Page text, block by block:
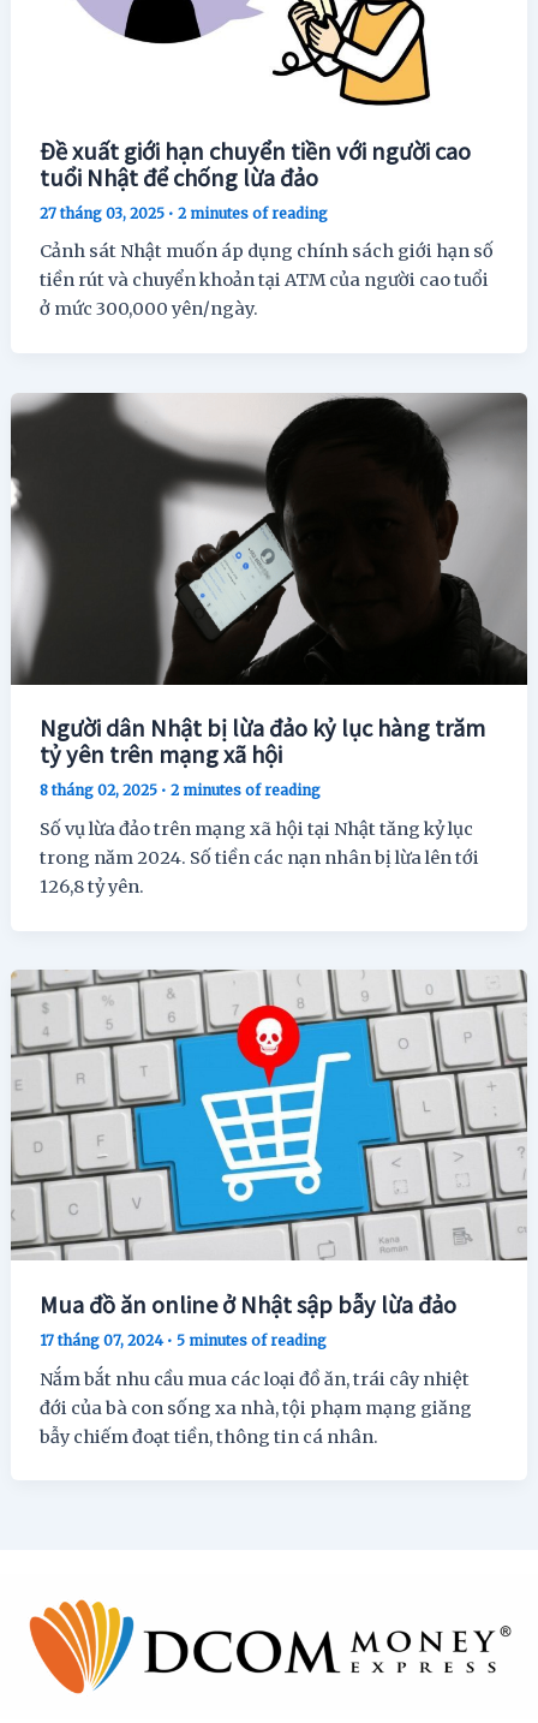
Đề xuất giới hạn chuyển tiền với người cao
tuổi Nhật để chống lừa đảo
27 tháng 03, 2025 •2 minutes of reading
Cảnh sát Nhật muốn áp dụng chính sách giới hạn số
tiền rút và chuyển khoản tại ATM của người cao tuổi
ở mức 300,000 yên/ngày.
Người dân Nhật bị lừa đảo kỷ lục hàng trăm
tỷ yên trên mạng xã hội
8 tháng 02, 2025 •2 minutes of reading
Số vụ lừa đảo trên mạng xã hội tại Nhật tăng kỷ lục
trong năm 2024. Số tiền các nạn nhân bị lừa lên tới
126,8 tỷ yên.
Mua đồ ăn online ở Nhật sập bẫy lừa đảo
17 tháng 07, 2024 •5 minutes of reading
Nắm bắt nhu cầu mua các loại đồ ăn, trái cây nhiệt
đới của bà con sống xa nhà, tội phạm mạng giăng
bẫy chiếm đoạt tiền, thông tin cá nhân.